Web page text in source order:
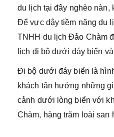
du lịch tại đây nghèo nàn,
Để vực dậy tiềm năng du
TNHH du lịch Đảo Chàm
lịch đi bộ dưới đáy biển
Đi bộ dưới đáy biển là
khách tận hưởng những
cảnh dưới lòng biển với
Chàm, hàng trăm loài san